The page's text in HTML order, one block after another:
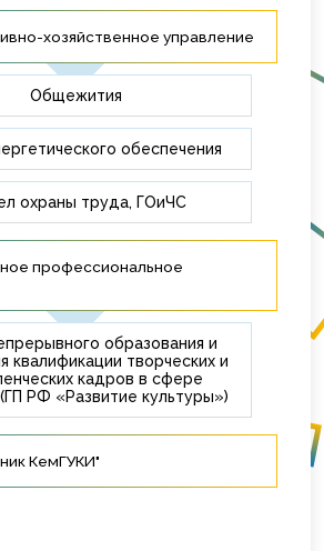
хозяйственное управление
Общежития
обеспечения
охраны труда, ГОиЧС
профессиональное
образования и
квалификации творческих и
кадров в сфере
РФ «Развитие культуры»)
КемГУКИ"